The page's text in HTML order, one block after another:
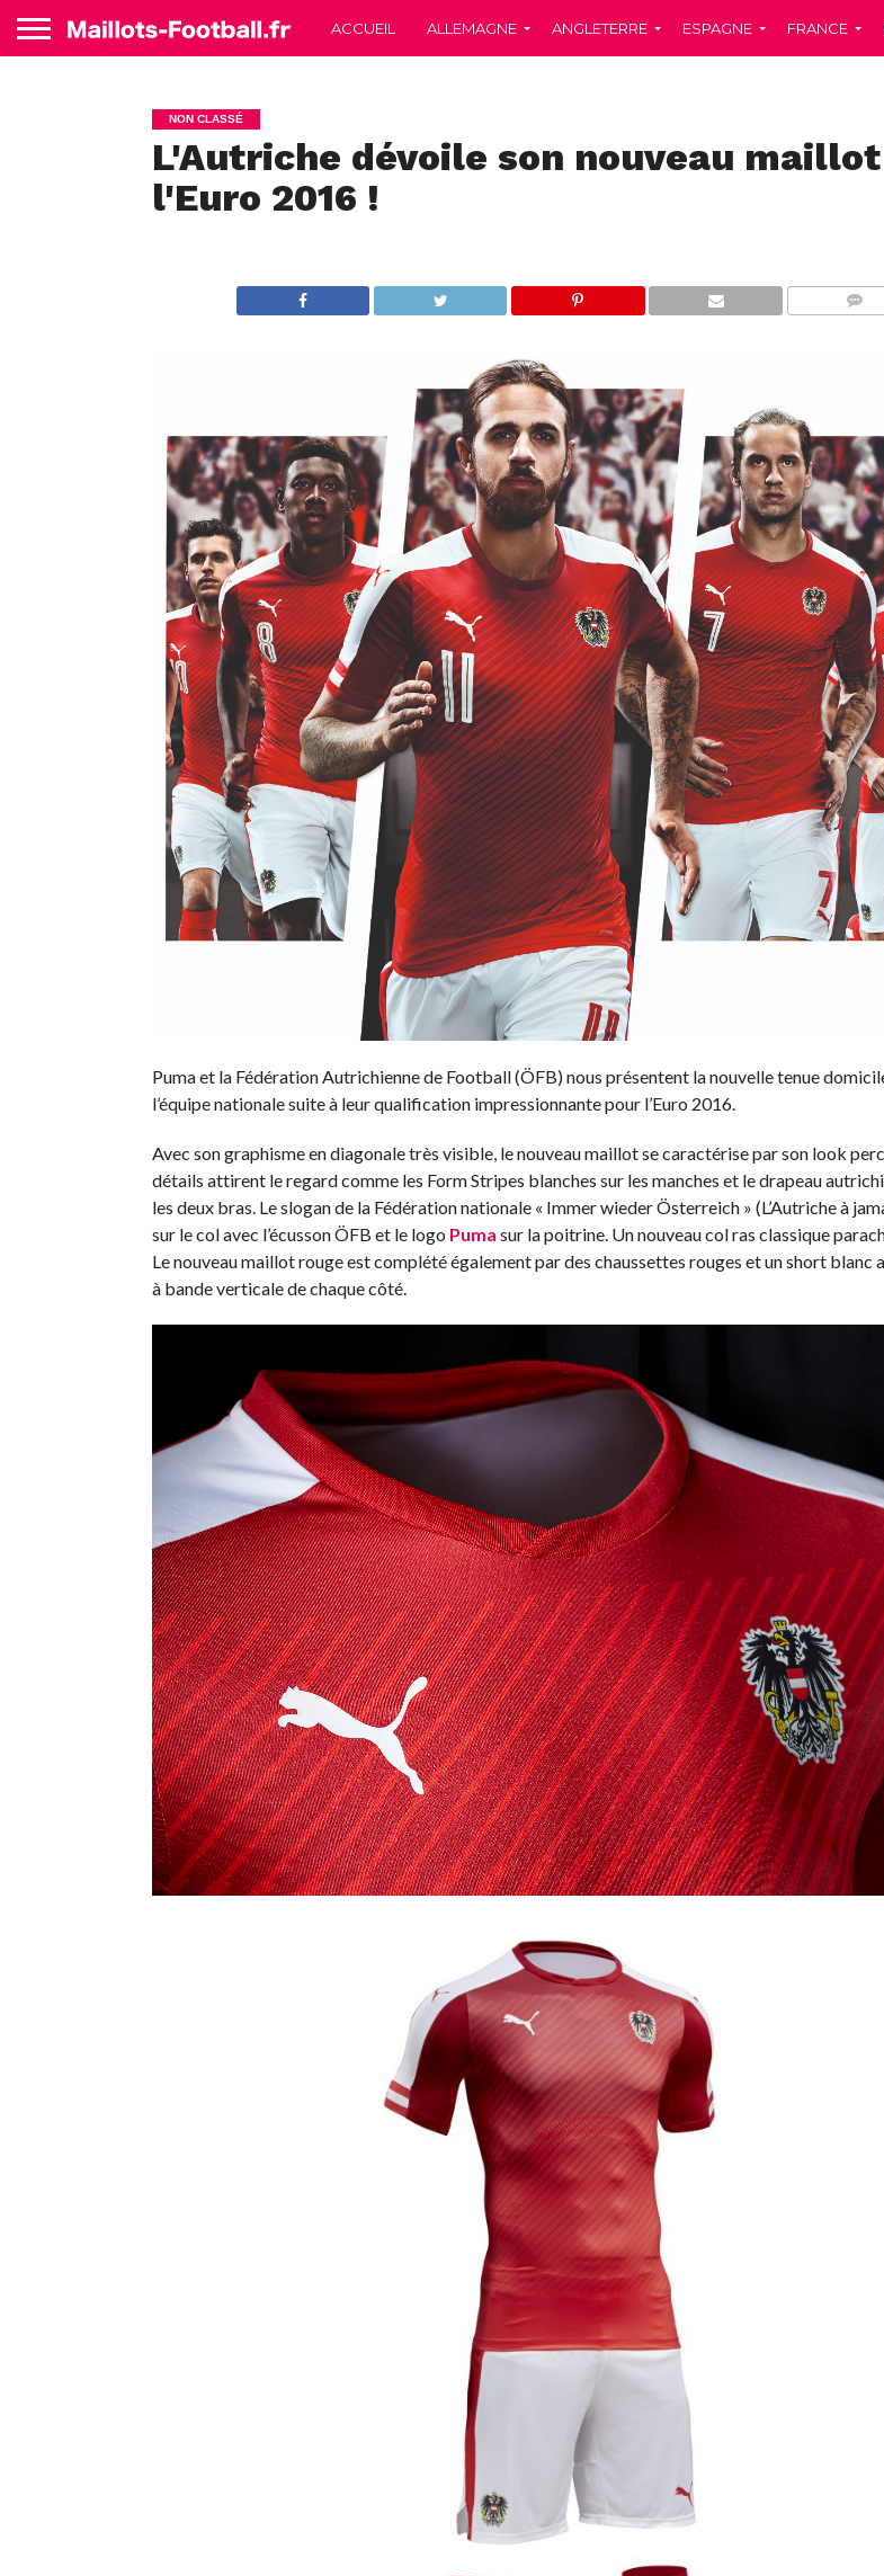
ACCUEIL ALLEMAGNE ANGLETERRE ESPAGNE FRANCE
NON CLASSÉ
L'Autriche dévoile son nouveau
l'Euro 2016 !
Puma et la Fédération Autrichienne de Football (ÖFB) nous présentent la nouvelle tenue
l’équipe nationale suite à leur qualification impressionnante pour l’Euro 2016.
Avec son graphisme en diagonale très visible, le nouveau maillot se caractérise par son look
détails attirent le regard comme les Form Stripes blanches sur les manches et le drapeau
les deux bras. Le slogan de la Fédération nationale « Immer wieder Österreich » (L’Autriche à
sur le col avec l’écusson ÖFB et le logo Puma sur la poitrine. Un nouveau col ras classique
Le nouveau maillot rouge est complété également par des chaussettes rouges et un short blanc
à bande verticale de chaque côté.